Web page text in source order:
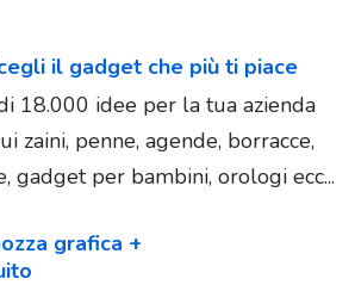
il gadget che più ti piace
18.000 idee per la tua azienda
zaini, penne, agende, borracce,
gadget per bambini, orologi ecc...
grafica +